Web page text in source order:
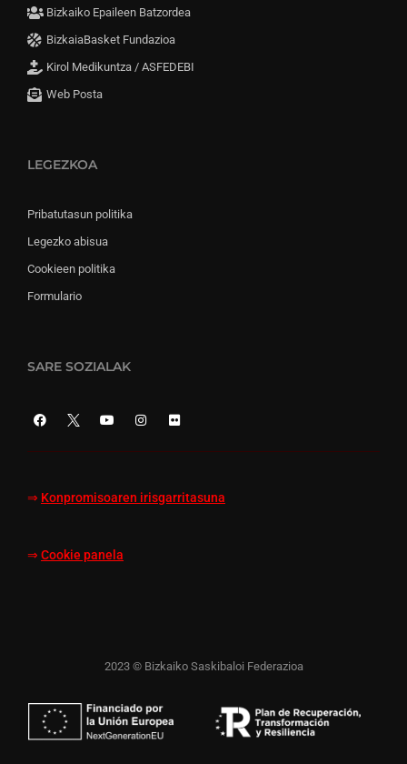
Bizkaiko Epaileen Batzordea
BizkaiaBasket Fundazioa
Kirol Medikuntza / ASFEDEBI
Web Posta
LEGEZKOA
Pribatutasun politika
Legezko abisua
Cookieen politika
Formulario
SARE SOZIALAK
⇒ Konpromisoaren irisgarritasuna
⇒ Cookie panela
2023 © Bizkaiko Saskibaloi Federazioa